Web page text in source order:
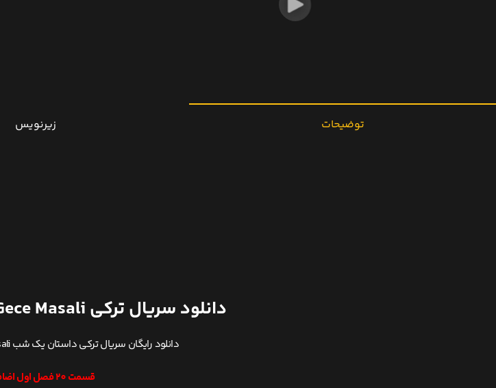
توضیحات زیرنویس
دانلود سریال ترکی Bir Gece Masali با لینک مستقیم
دانلود رایگان سریال ترکی داستان یک شب Bir Gece Masali با کیفیت عالی
قسمت 20 فصل اول اضافه شد